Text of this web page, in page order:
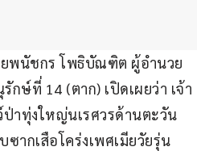
ยพนัชกร โพธิบัณฑิต ผู้อำนวย
ษ์ที่ 14 (ตาก) เปิดเผยว่า เจ้า
าทุ่งใหญ่นเรศวรด้านตะวัน
ากเสือโคร่งเพศเมียวัยรุ่น